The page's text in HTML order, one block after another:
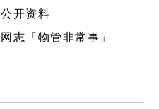
公开资料
网志「物管非常事」